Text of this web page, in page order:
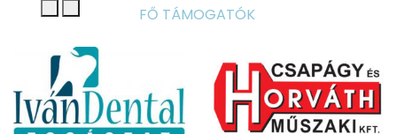
FŐ TÁMOGATÓK